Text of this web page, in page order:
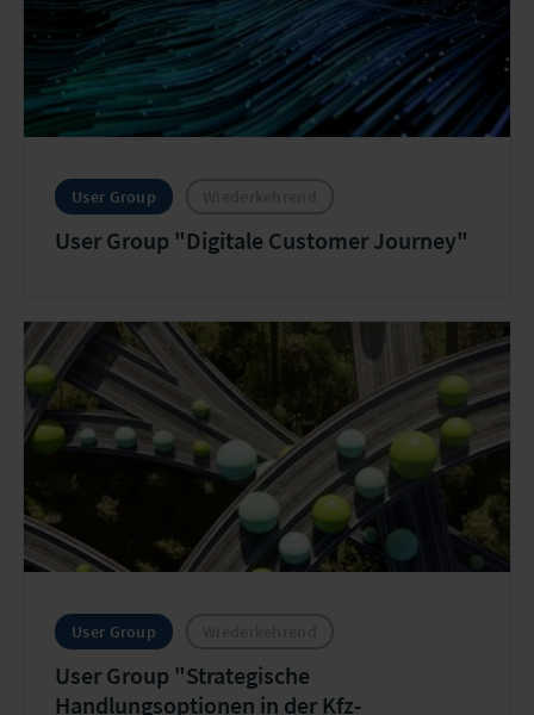
User Group
User Group "Digitale Customer Journey"
User Group
User Group "Strategische
Handlungsoptionen in der Kfz-